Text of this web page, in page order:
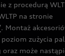
z procedurą
na stronie
. Montaż
poziom zużycia
oraz może